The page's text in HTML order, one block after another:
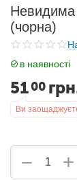
Невидима
(чорна)
в наявності
5100
Ви
+
−